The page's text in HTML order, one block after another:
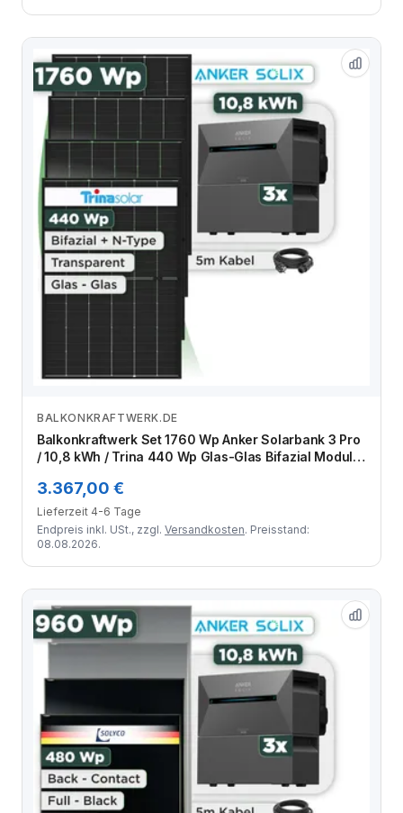
Zum Angebot
BALKONKRAFTWERK.DE
Balkonkraftwerk Set 1760 Wp Anker Solarbank 3 Pro
/ 10,8 kWh / Trina 440 Wp Glas-Glas Bifazial Modul /
3.367,00 €
Lieferzeit 4-6 Tage
Endpreis inkl. USt., zzgl. Versandkosten. Preisstand:
08.08.2026.